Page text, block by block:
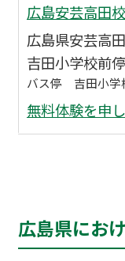
広島安芸高田校
広島県安芸高
吉田小学校前停
バス停 吉田小
無料体験を申
広島県にお